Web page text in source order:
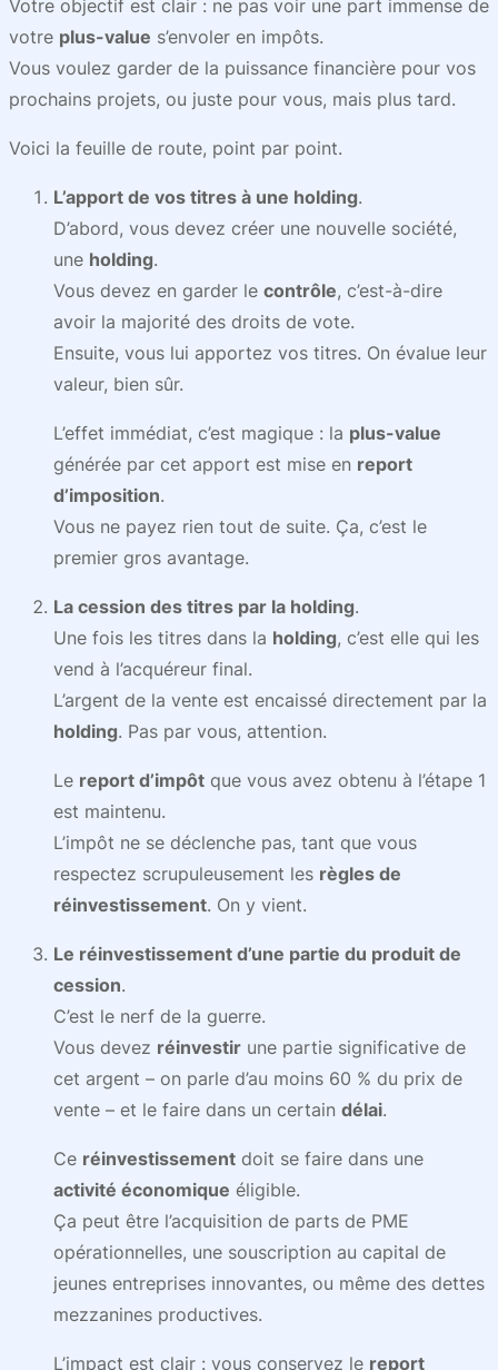
Votre objectif est clair : ne pas voir une part immense de
votre plus-value s’envoler en impôts.
Vous voulez garder de la puissance financière pour vos
prochains projets, ou juste pour vous, mais plus tard.
Voici la feuille de route, point par point.
L’apport de vos titres à une holding.
D’abord, vous devez créer une nouvelle société,
une holding.
Vous devez en garder le contrôle, c’est-à-dire
avoir la majorité des droits de vote.
Ensuite, vous lui apportez vos titres. On évalue leur
valeur, bien sûr.
L’effet immédiat, c’est magique : la plus-value
générée par cet apport est mise en report
d’imposition.
Vous ne payez rien tout de suite. Ça, c’est le
premier gros avantage.
La cession des titres par la holding.
Une fois les titres dans la holding, c’est elle qui les
vend à l’acquéreur final.
L’argent de la vente est encaissé directement par la
holding. Pas par vous, attention.
Le report d’impôt que vous avez obtenu à l’étape 1
est maintenu.
L’impôt ne se déclenche pas, tant que vous
respectez scrupuleusement les règles de
réinvestissement. On y vient.
Le réinvestissement d’une partie du produit de
cession.
C’est le nerf de la guerre.
Vous devez réinvestir une partie significative de
cet argent – on parle d’au moins 60 % du prix de
vente – et le faire dans un certain délai.
Ce réinvestissement doit se faire dans une
activité économique éligible.
Ça peut être l’acquisition de parts de PME
opérationnelles, une souscription au capital de
jeunes entreprises innovantes, ou même des dettes
mezzanines productives.
L’impact est clair : vous conservez le report